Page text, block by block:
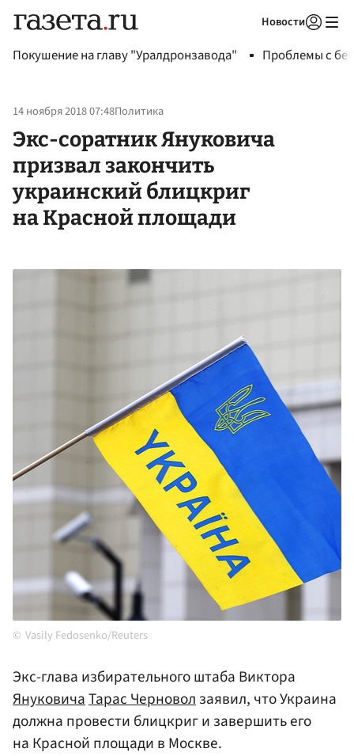
Новости
Покушение на главу "Уралдронзавода" Проблемы с
14 ноября 2018 07:48Политика
Экс-соратник Януковича
призвал закончить
украинский блицкриг
на Красной площади
Vasily Fedosenko/Reuters
Экс-глава избирательного штаба Виктора
ЯнуковичаТарас Черноволзаявил, что Украина
должна провести блицкриг и завершить его
на Красной площади в Москве.